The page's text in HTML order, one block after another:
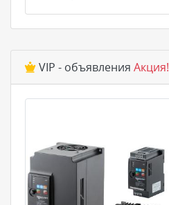
VIP - объявления Акция!